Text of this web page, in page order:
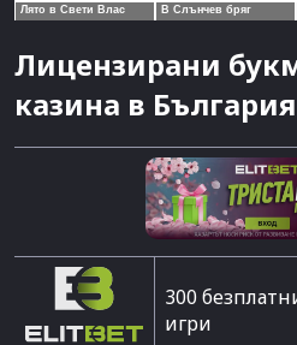
Лицензирани
казина в България
300
игри